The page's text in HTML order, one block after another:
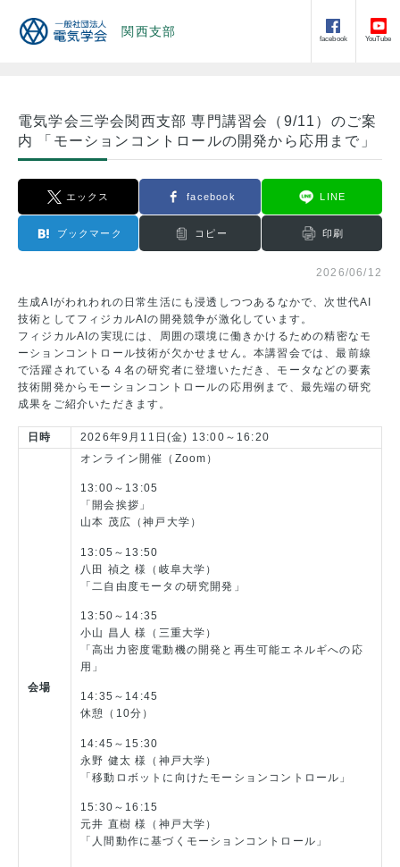
関西支部
facebook YouTube
電気学会三学会関西支部 専門講習会（9/11）のご案
内 「モーションコントロールの開発から応用まで」
エックス facebook LINE
ブックマーク コピー 印刷
2026/06/12
生成AIがわれわれの日常生活にも浸透しつつあるなかで、次世代AI
技術としてフィジカルAIの開発競争が激化しています。
フィジカルAIの実現には、周囲の環境に働きかけるための精密なモ
ーションコントロール技術が欠かせません。本講習会では、最前線
で活躍されている４名の研究者に登壇いただき、モータなどの要素
技術開発からモーションコントロールの応用例まで、最先端の研究
成果をご紹介いただきます。
日時 2026年9月11日(金) 13:00～16:20
会場
オンライン開催（Zoom）
13:00～13:05
「開会挨拶」
山本 茂広（神戸大学）
13:05～13:50
八田 禎之 様（岐阜大学）
「二自由度モータの研究開発」
13:50～14:35
小山 昌人 様（三重大学）
「高出力密度電動機の開発と再生可能エネルギへの応
用」
14:35～14:45
休憩（10分）
14:45～15:30
永野 健太 様（神戸大学）
「移動ロボットに向けたモーションコントロール」
15:30～16:15
元井 直樹 様（神戸大学）
「人間動作に基づくモーションコントロール」